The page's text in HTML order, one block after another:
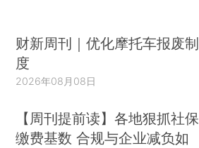
财新周刊｜优化摩托车报废制
度
2026年08月08日
【周刊提前读】各地狠抓社保
缴费基数 合规与企业减负如